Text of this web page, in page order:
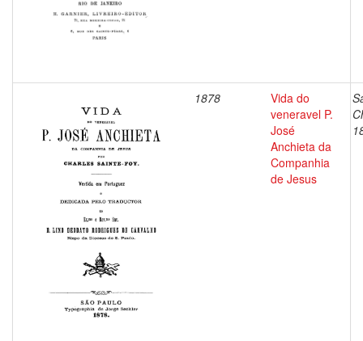
1878
Vida do
veneravel P.
José
Anchieta da
Companhia
de Jesus